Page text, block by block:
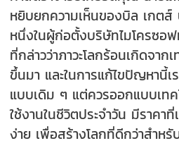
หยิบยกความเห็นของบิล เกตส์
หนึ่งในผู้ก่อตั้งบริษัทไมโครซอ
ที่กล่าวว่าภาวะโลกร้อนเกิดจาก
ขึ้นมา และในการแก้ไขปัญหานี้เ
แบบเดิม ๆ แต่ควรออกแบบเทค
ใช้งานในชีวิตประจำวัน มีราคาที่
ง่าย เพื่อสร้างโลกที่ดีกว่าสำห